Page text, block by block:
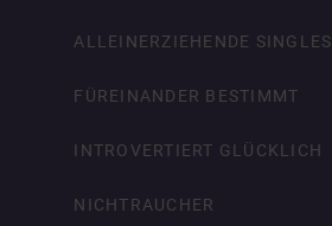
ALLEINERZIEHENDE SINGLES
FÜREINANDER BESTIMMT
INTROVERTIERT GLÜCKLICH
NICHTRAUCHER